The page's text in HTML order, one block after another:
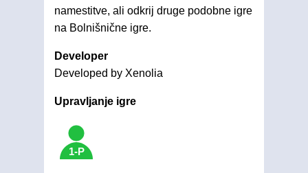
namestitve, ali odkrij druge podobne igre
na Bolnišnične igre.
Developer
Developed by Xenolia
Upravljanje igre
1-P